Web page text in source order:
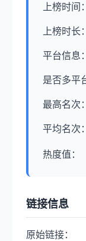
上榜时间：
上榜时长：
平台信息：
是否多平
最高名次：
平均名次：
热度值：
链接信息
原始链接：